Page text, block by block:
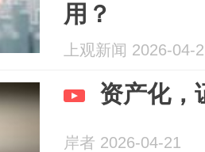
用？
上观新闻 2026-04-
资产化，
岸者 2026-04-21